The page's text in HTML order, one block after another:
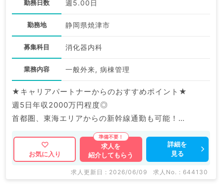
勤務日数 週5.00日
勤務地 静岡県焼津市
募集科目 消化器内科
業務内容 一般外来, 病棟管理
★キャリアパートナーからのおすすめポイント★
週5日年収2000万円程度◎
首都圏、東海エリアからの新幹線通勤も可能！
マイナビDOCTORでは病院やクリニックなどの医療機
関求人はもちろんのこと、
掲載情報以外にも産業医等の企業系求人も多数扱ってい
お気に入り
求人を
紹介してもらう
詳細を
見る
求人更新日 : 2026/06/09 求人No. : 644130